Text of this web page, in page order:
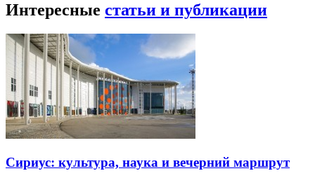
Интересные статьи и публикации
Сириус: культура, наука и вечерний маршрут